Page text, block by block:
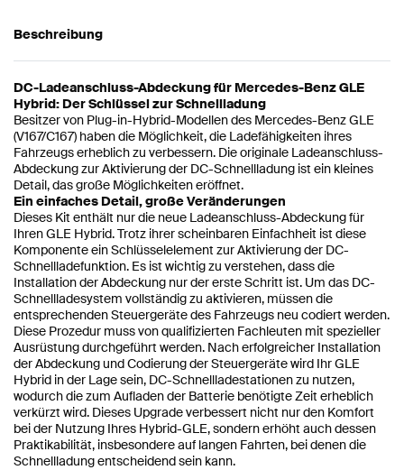
Beschreibung
DC-Ladeanschluss-Abdeckung für Mercedes-Benz GLE
Hybrid: Der Schlüssel zur Schnellladung
Besitzer von Plug-in-Hybrid-Modellen des Mercedes-Benz GLE
(V167/C167) haben die Möglichkeit, die Ladefähigkeiten ihres
Fahrzeugs erheblich zu verbessern. Die originale Ladeanschluss-
Abdeckung zur Aktivierung der DC-Schnellladung ist ein kleines
Detail, das große Möglichkeiten eröffnet.
Ein einfaches Detail, große Veränderungen
Dieses Kit enthält nur die neue Ladeanschluss-Abdeckung für
Ihren GLE Hybrid. Trotz ihrer scheinbaren Einfachheit ist diese
Komponente ein Schlüsselelement zur Aktivierung der DC-
Schnellladefunktion. Es ist wichtig zu verstehen, dass die
Installation der Abdeckung nur der erste Schritt ist. Um das DC-
Schnellladesystem vollständig zu aktivieren, müssen die
entsprechenden Steuergeräte des Fahrzeugs neu codiert werden.
Diese Prozedur muss von qualifizierten Fachleuten mit spezieller
Ausrüstung durchgeführt werden. Nach erfolgreicher Installation
der Abdeckung und Codierung der Steuergeräte wird Ihr GLE
Hybrid in der Lage sein, DC-Schnellladestationen zu nutzen,
wodurch die zum Aufladen der Batterie benötigte Zeit erheblich
verkürzt wird. Dieses Upgrade verbessert nicht nur den Komfort
bei der Nutzung Ihres Hybrid-GLE, sondern erhöht auch dessen
Praktikabilität, insbesondere auf langen Fahrten, bei denen die
Schnellladung entscheidend sein kann.